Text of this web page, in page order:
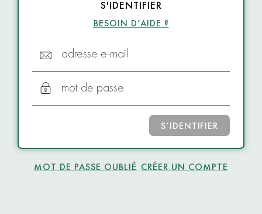
S'IDENTIFIER
BESOIN D’AIDE ?
adresse e-mail
mot de passe
S’IDENTIFIER
MOT DE PASSE OUBLIÉ CRÉER UN COMPTE